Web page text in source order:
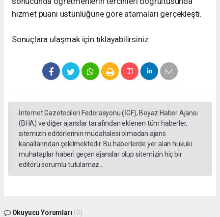
hizmet puanı üstünlüğüne göre atamaları gerçekleşti.
Sonuçlara ulaşmak için tıklayabilirsiniz
İnternet Gazetecileri Federasyonu (İGF), Beyaz Haber Ajansı
(BHA) ve diğer ajanslar tarafından eklenen tüm haberler,
sitemizin editörlerinin müdahalesi olmadan ajans
kanallarından çekilmektedir. Bu haberlerde yer alan hukuki
muhataplar haberi geçen ajanslar olup sitemizin hiç bir
editörü sorumlu tutulamaz...
Okuyucu Yorumları (0)